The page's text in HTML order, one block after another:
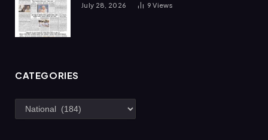
July 28, 2026 9Views
CATEGORIES
Categories